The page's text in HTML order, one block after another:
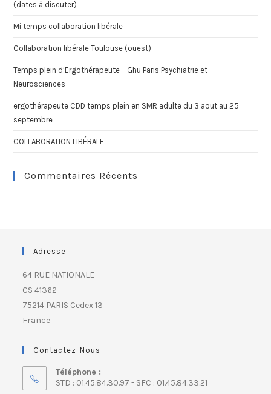
(dates à discuter)
Mi temps collaboration libérale
Collaboration libérale Toulouse (ouest)
Temps plein d’Ergothérapeute – Ghu Paris Psychiatrie et
Neurosciences
ergothérapeute CDD temps plein en SMR adulte du 3 aout au 25
septembre
COLLABORATION LIBÉRALE
Commentaires Récents
Adresse
64 RUE NATIONALE
CS 41362
75214 PARIS Cedex 13
France
Contactez-Nous
Téléphone :
STD : 01.45.84.30.97 - SFC : 01.45.84.33.21